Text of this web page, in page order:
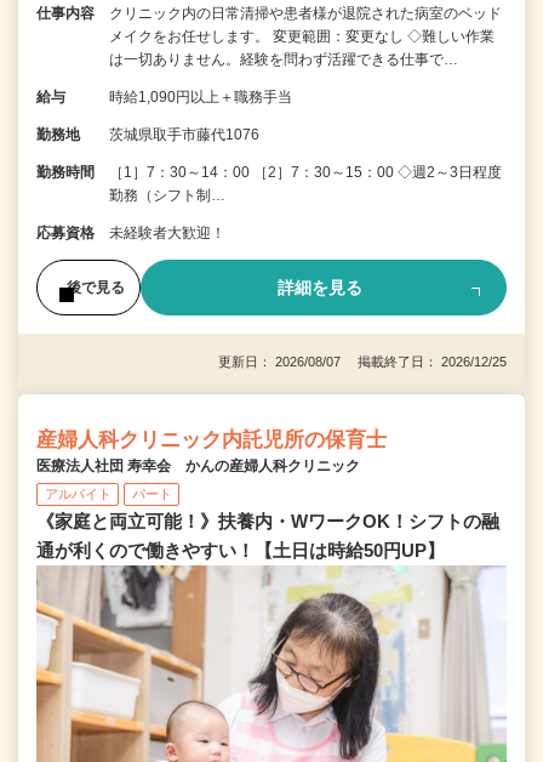
仕事内容
クリニック内の日常清掃や患者様が退院された病室のベッド
メイクをお任せします。 変更範囲：変更なし ◇難しい作業
は一切ありません。経験を問わず活躍できる仕事で…
給与 時給1,090円以上＋職務手当
勤務地 茨城県取手市藤代1076
勤務時間
［1］7：30～14：00 ［2］7：30～15：00 ◇週2～3日程度
勤務（シフト制…
応募資格 未経験者大歓迎！
後で見る 詳細を見る
更新日： 2026/08/07 掲載終了日： 2026/12/25
産婦人科クリニック内託児所の保育士
医療法人社団 寿幸会 かんの産婦人科クリニック
アルバイト パート
《家庭と両立可能！》扶養内・WワークOK！シフトの融
通が利くので働きやすい！【土日は時給50円UP】